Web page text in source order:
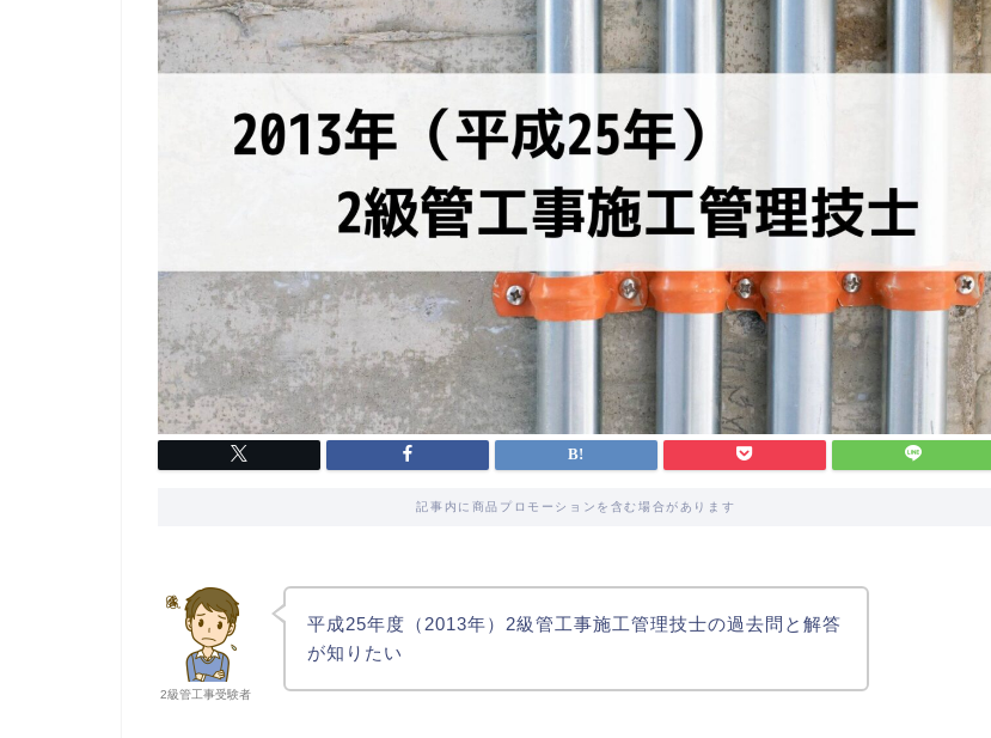
記事内に商品プロモーションを含む場合があります
2級管工事受験者
平成25年度（2013年）2級管工事施工管理技士の過去問と解答
が知りたい